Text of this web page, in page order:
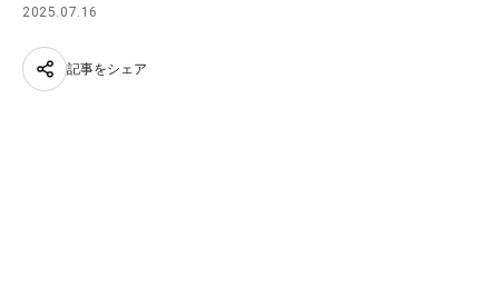
2025.07.16
記事をシェア